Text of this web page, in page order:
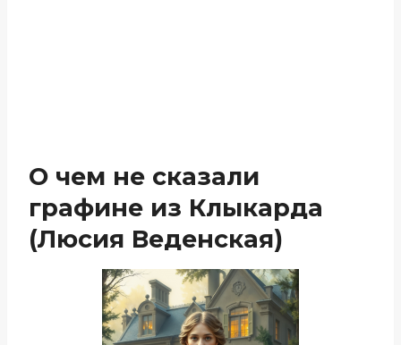
О чем не сказали
графине из Клыкарда
(Люсия Веденская)